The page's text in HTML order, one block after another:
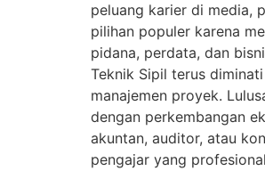
peluang karier di media,
pilihan populer karena
pidana, perdata, dan
Teknik Sipil terus
manajemen proyek.
dengan perkembangan
akuntan, auditor, atau
pengajar yang